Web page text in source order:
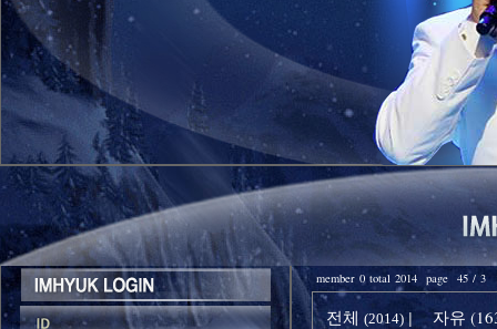
member 0 total 2014 page 45 / 3
전체 (2014) | 자유